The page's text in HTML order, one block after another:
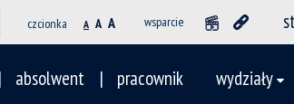
czcionka A A A wsparcie
absolwent pracownik wydziały